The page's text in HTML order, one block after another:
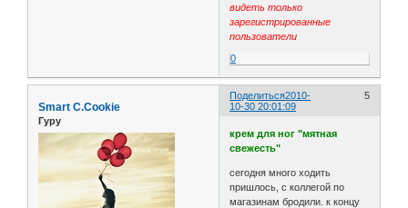
видеть только
зарегистрированные
пользователи
0
Поделиться 5
2010-
10-30 20:01:09
Smart C.Cookie
Гуру
крем для ног "мятная
свежесть"
сегодня много ходить
пришлось, с коллегой по
магазинам бродили. к концу